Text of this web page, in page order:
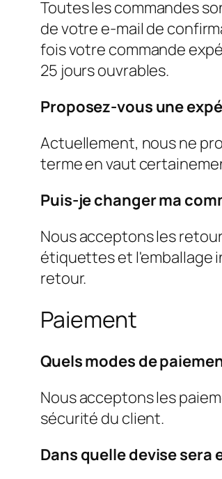
Toutes les commandes
de votre e-mail de
fois votre commande
25 jours ouvrables.
Proposez-vous une
Actuellement, nous ne
terme en vaut
Puis-je changer ma
Nous acceptons les
étiquettes et l'emballage
retour.
Paiement
Quels modes de
Nous acceptons les
sécurité du client.
Dans quelle devise sera